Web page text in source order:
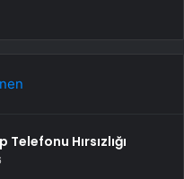
Hırsızlığı